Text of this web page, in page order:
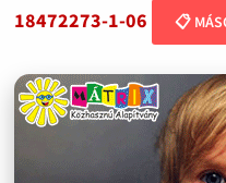
18472273-1-06 📋